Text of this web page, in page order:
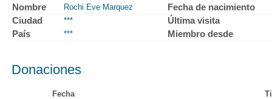
Contáctenos
Nombre Rochi Eve Marquez
Fecha de nacimiento
Ciudad
***
Última visita
País
*** Miembro desde
Donaciones
Fecha